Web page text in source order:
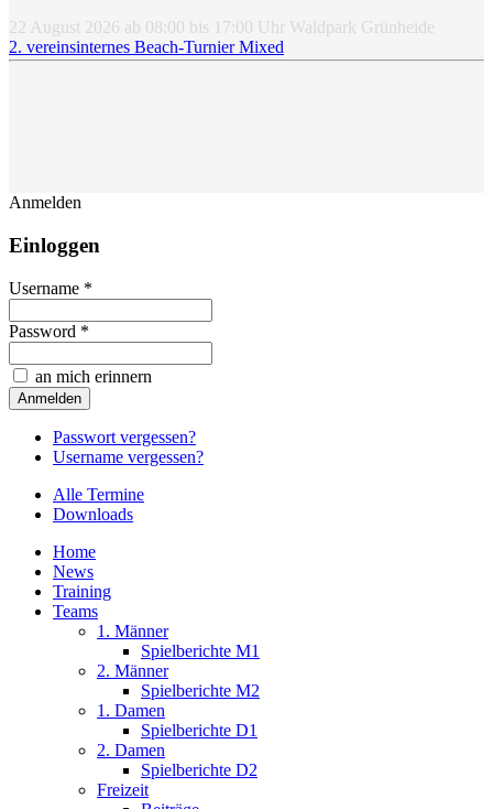
22 August 2026 ab 08:00 bis 17:00 Uhr Waldpark Grünheide
2. vereinsinternes Beach-Turnier Mixed
Anmelden
Einloggen
Username *
Password *
an mich erinnern
Passwort vergessen?
Username vergessen?
Alle Termine
Downloads
Home
News
Training
Teams
1. Männer
Spielberichte M1
2. Männer
Spielberichte M2
1. Damen
Spielberichte D1
2. Damen
Spielberichte D2
Freizeit